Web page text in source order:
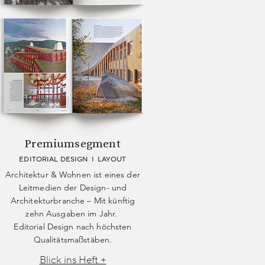
Premiumsegment
EDITORIAL DESIGN I LAYOUT
Architektur & Wohnen ist eines der
Leitmedien der Design- und
Architekturbranche – Mit künftig
zehn Ausgaben im Jahr.
Editorial Design nach höchsten
Qualitätsmaßstäben.
Blick ins Heft +